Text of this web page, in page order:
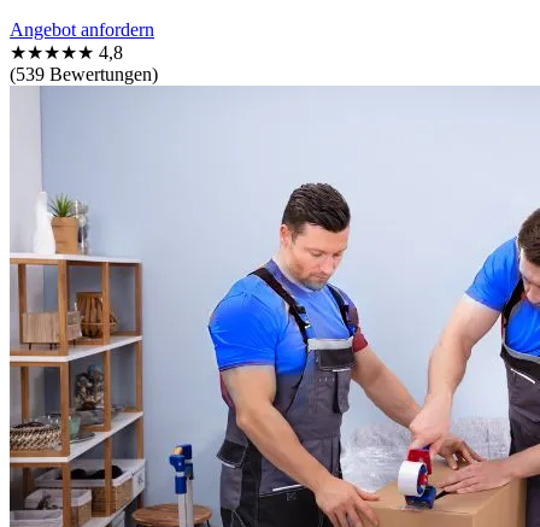
Angebot anfordern
★★★★★ 4,8
(539 Bewertungen)